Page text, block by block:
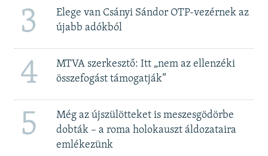
3
Elege van Csányi Sándor OTP-vezérnek az
újabb adókból
4
MTVA szerkesztő: Itt „nem az ellenzéki
összefogást támogatják”
5
Még az újszülötteket is meszesgödörbe
dobták – a roma holokauszt áldozataira
emlékezünk